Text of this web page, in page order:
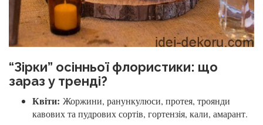
“Зірки” осінньої флористики: що
зараз у тренді?
Квіти: Жоржини, ранункулюси, протея, троянди
кавових та пудрових сортів, гортензія, кали, амарант.